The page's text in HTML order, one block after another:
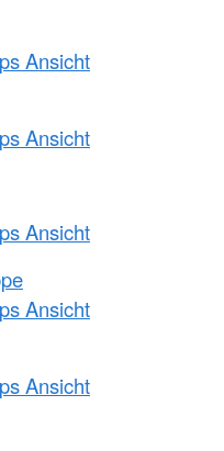
Ansicht
Ansicht
Ansicht
Ansicht
Ansicht